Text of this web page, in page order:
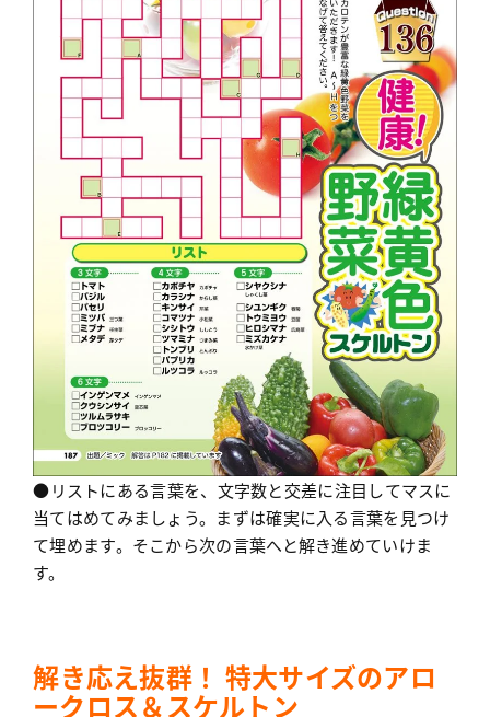
●リストにある言葉を、文字数と交差に注目してマスに
当てはめてみましょう。まずは確実に入る言葉を見つけ
て埋めます。そこから次の言葉へと解き進めていけま
す。
解き応え抜群！ 特大サイズのアロ
ークロス＆スケルトン